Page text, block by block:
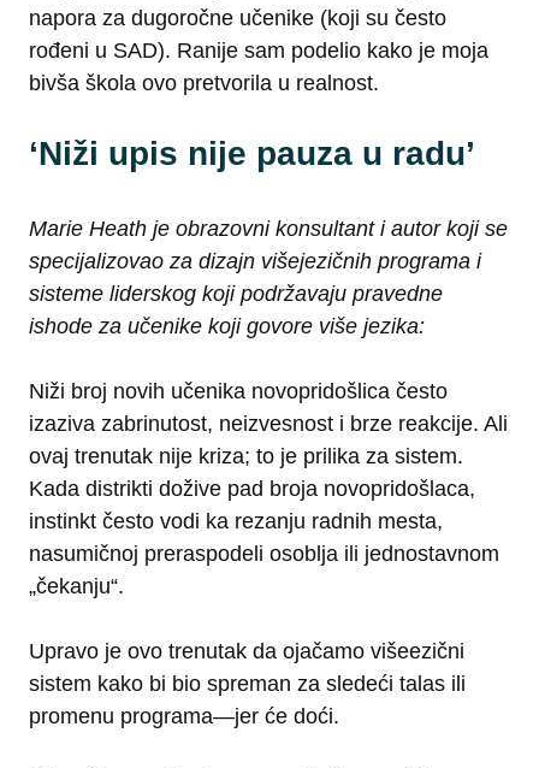
napora za dugoročne učenike (koji su često
rođeni u SAD). Ranije sam podelio kako je moja
bivša škola ovo pretvorila u realnost.
‘Niži upis nije pauza u radu’
Marie Heath je obrazovni konsultant i autor koji se
specijalizovao za dizajn višejezičnih programa i
sisteme liderskog koji podržavaju pravedne
ishode za učenike koji govore više jezika:
Niži broj novih učenika novopridošlica često
izaziva zabrinutost, neizvesnost i brze reakcije. Ali
ovaj trenutak nije kriza; to je prilika za sistem.
Kada distrikti dožive pad broja novopridošlaca,
instinkt često vodi ka rezanju radnih mesta,
nasumičnoj preraspodeli osoblja ili jednostavnom
„čekanju“.
Upravo je ovo trenutak da ojačamo višeezični
sistem kako bi bio spreman za sledeći talas ili
promenu programa—jer će doći.